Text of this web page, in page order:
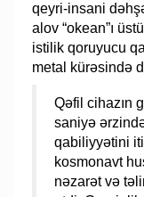
qeyri-insani
alov “okean”ı
istilik qoruyucu
metal kürəsində
Qəfil cihazın
saniyə
qabiliyyətini
kosmonavt
nəzarət və